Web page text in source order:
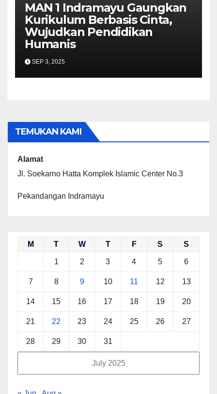
MAN 1 Indramayu Gaungkan
Kurikulum Berbasis Cinta,
Wujudkan Pendidikan
Humanis
SEP 3, 2025
TEMUKAN KAMI
Alamat
Jl. Soekarno Hatta Komplek Islamic Center No.3
Pekandangan Indramayu
July 2025
M T W T F S S
1 2 3 4 5 6
7 8 9 10 11 12 13
14 15 16 17 18 19 20
21 22 23 24 25 26 27
28 29 30 31